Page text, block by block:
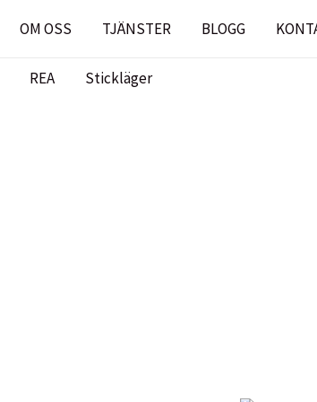
OM OSS TJÄNSTER BLOGG
REA Stickläger